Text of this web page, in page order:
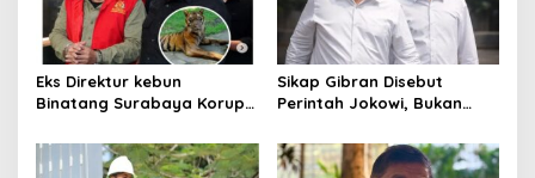
Eks Direktur kebun
Binatang Surabaya Korupsi
untuk Foya-Foya Senyum
tanpa Rasa Bersalah
Sikap Gibran Disebut
Perintah Jokowi, Bukan